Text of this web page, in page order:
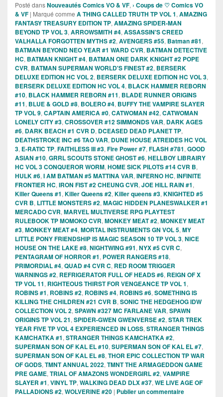
Posté dansNouveautés Comics VO & VF, › Coups de ♡ Comics VO
& VF | Marqué comme A THING CALLED TRUTH TP VOL 1, AMAZING
FANTASY TREASURY EDITION TP, AMAZING SPIDER-MAN
BEYOND TP VOL 3, ARROWSMITH #4, ASSASSIN'S CREED
VALHALLA FORGOTTEN MYTHS #2, AVENGERS #55, Batman #81,
BATMAN BEYOND NEO YEAR #1 WARD CVR, BATMAN DETECTIVE
HC, BATMAN KNIGHT #4, BATMAN ONE DARK KNIGHT #2 POPE
CVR, BATMAN SUPERMAN WORLD'S FINEST #2, BERSERK
DELUXE EDITION HC VOL 2, BERSERK DELUXE EDITION HC VOL 3,
BERSERK DELUXE EDITION HC VOL 4, BLACK HAMMER REBORN
#10, BLACK HAMMER REBORN #11, BLADE RUNNER ORIGINS
#11, BLUE & GOLD #8, BOLERO #4, BUFFY THE VAMPIRE SLAYER
TP VOL 9, CAPTAIN AMERICA #0, CATWOMAN #42, CATWOMAN
LONELY CITY #3, CROSSOVER #12 SIMMONDS VAR, DARK AGES
#6, DARK BEACH #1 CVR D, DCEASED DEAD PLANET TP,
DEATHSTROKE INC #6 TAO VAR, DUNE HOUSE ATREIDES HC VOL
3, E-RATIC TP, FAITHLESS III #3, Fire Power #7, FLASH #781, GOOD
ASIAN #10, GRRL SCOUTS STONE GHOST #6, HELLBOY LIBRAIRY
HC VOL 3 CONQUEROR WORM, HOME SICK PILOTS #14 CVR B,
HULK #6, I AM BATMAN #5 MATTINA VAR, INFERNO HC, INFINITE
FRONTIER HC, IRON FIST #2 CHEUNG CVR, JOE HILL RAIN #1,
Killer Queens #1, Killer Queens #2, Killer queens #3, KNIGHTED #5
CVR B, LITTLE MONSTERS #2, MAGIC HIDDEN PLANESWALKER #1
MERCADO CVR, MARVEL MULTIVERSE RPG PLAYTEST
RULEBOOK TP MOMOKO CVR, MONKEY MEAT #2, MONKEY MEAT
#3, MONKEY MEAT #4, MORTAL INSTRUMENTS GN VOL 5, MY
LITTLE PONY FRIENDSHIP IS MAGIC SEASON 10 TP VOL 3, NICE
HOUSE ON THE LAKE #8, NIGHTWING #91, NYX #5 CVR C,
PENTAGRAM OF HORROR #1, POWER RANGERS #18,
PRIMORDIAL #4, QUAD #4 CVR C, RED ROOM TRIGGER
WARNINGS #2, REFRIGERATOR FULL OF HEADS #6, REIGN OF X
TP VOL 11, RIGHTEOUS THIRST FOR VENGEANCE TP VOL 1,
ROBINS #1, ROBINS #2, ROBINS #4, ROBINS #6, SOMETHING IS
KILLING THE CHILDREN #21 CVR B, SONIC THE HEDGEHOG IDW
COLLECTION VOL 2, SPAWN #327 MC FARLANE VAR, SPAWN
ORIGINS TP VOL 21, SPIDER-GWEN GWENVERSE #2, STAR TREK
YEAR FIVE TP VOL 4 EXPERIENCED IN LOSS, STRANGER THINGS
KAMCHATKA #1, STRANGER THINGS KAMCHATKA #2,
SUPERMAN SON OF KAL EL #10, SUPERMAN SON OF KAL EL #7,
SUPERMAN SON OF KAL EL #8, THOR EPIC COLLECTION TP WAR
OF GODS, TMNT ANNUAL 2022, TMNT THE ARMAGEDDON GAME
PRE GAME, TRIAL OF AMAZONS WONDERGIRL #2, VAMPIRE
SLAYER #1, VINYL TP, WALKING DEAD DLX #37, WE LIVE AGE OF
PALLADIONS #2, WOLVERINE #20 | Publier un commentaire